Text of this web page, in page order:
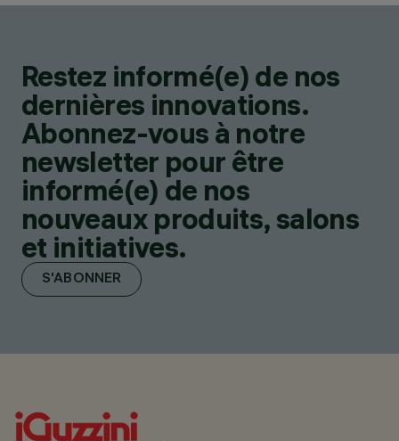
Restez informé(e) de nos
dernières innovations.
Abonnez-vous à notre
newsletter pour être
informé(e) de nos
nouveaux produits, salons
et initiatives.
S'ABONNER